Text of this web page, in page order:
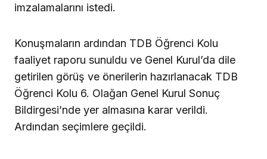
imzalamalarını istedi.
Konuşmaların ardından TDB Öğrenci Kolu
faaliyet raporu sunuldu ve Genel Kurul’da dile
getirilen görüş ve önerilerin hazırlanacak TDB
Öğrenci Kolu 6. Olağan Genel Kurul Sonuç
Bildirgesi’nde yer almasına karar verildi.
Ardından seçimlere geçildi.